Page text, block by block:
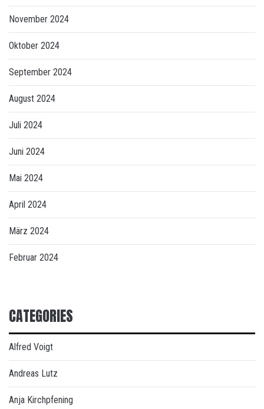
November 2024
Oktober 2024
September 2024
August 2024
Juli 2024
Juni 2024
Mai 2024
April 2024
März 2024
Februar 2024
CATEGORIES
Alfred Voigt
Andreas Lutz
Anja Kirchpfening